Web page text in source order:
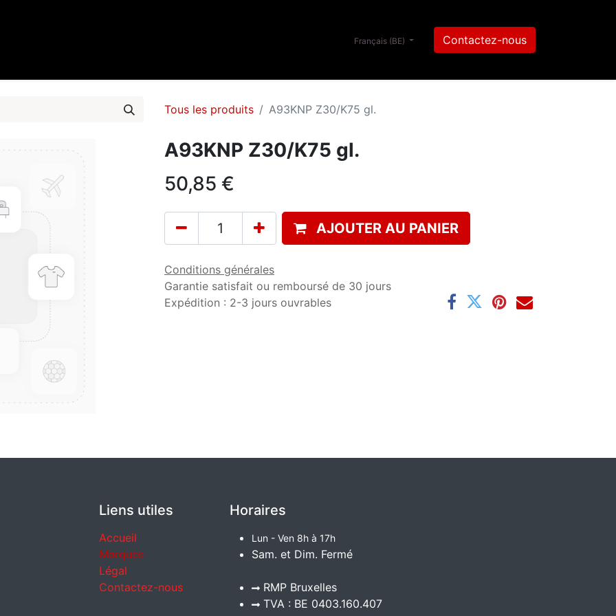
Français (BE) Contactez-nous
Tous les produits A93KNP Z30/K75 gl.
A93KNP Z30/K75 gl.
50,85 €
AJOUTER AU PANIER
Conditions générales
Garantie satisfait ou remboursé de 30 jours
Expédition : 2-3 jours ouvrables
Liens utiles
Accueil
Marques
Légal
Contactez-nous
Horaires
Lun - Ven 8h à 17h
Sam. et Dim. Fermé
RMP Bruxelles
TVA : BE 0403.160.407